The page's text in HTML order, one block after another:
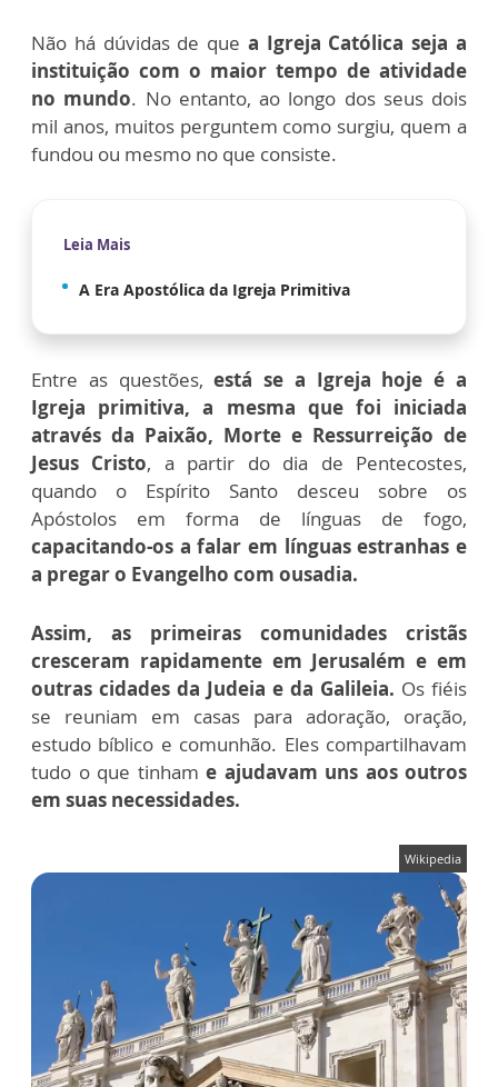
Não há dúvidas de que a Igreja Católica seja a
instituição com o maior tempo de atividade
no mundo. No entanto, ao longo dos seus dois
mil anos, muitos perguntem como surgiu, quem a
fundou ou mesmo no que consiste.
Leia Mais
A Era Apostólica da Igreja Primitiva
Entre as questões,está se a Igreja hoje é a
Igreja primitiva, a mesma que foi iniciada
através da Paixão, Morte e Ressurreição de
Jesus Cristo, a partir do dia de Pentecostes,
quando o Espírito Santo desceu sobre os
Apóstolos em forma de línguas de fogo,
capacitando-os a falar em línguas estranhas e
a pregar o Evangelho com ousadia.
Assim, as primeiras comunidades cristãs
cresceram rapidamente em Jerusalém e em
outras cidades da Judeia e da Galileia. Os fiéis
se reuniam em casas para adoração, oração,
estudo bíblico e comunhão. Eles compartilhavam
tudo o que tinham e ajudavam uns aos outros
em suas necessidades.
Wikipedia